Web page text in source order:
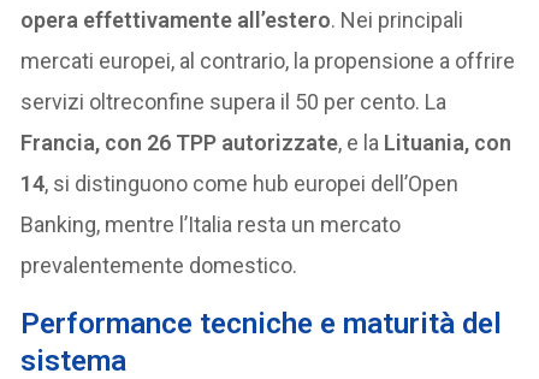
opera effettivamente all’estero. Nei principali
mercati europei, al contrario, la propensione a offrire
servizi oltreconfine supera il 50 per cento. La
Francia, con 26 TPP autorizzate, e la Lituania, con
14, si distinguono come hub europei dell’Open
Banking, mentre l’Italia resta un mercato
prevalentemente domestico.
Performance tecniche e maturità del
sistema